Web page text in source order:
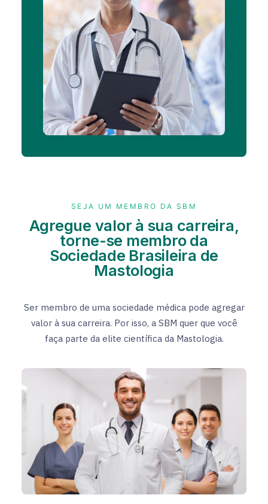
SEJA UM MEMBRO DA SBM
Agregue valor à sua carreira,
torne-se membro da
Sociedade Brasileira de
Mastologia
Ser membro de uma sociedade médica pode agregar
valor à sua carreira. Por isso, a SBM quer que você
faça parte da elite científica da Mastologia.